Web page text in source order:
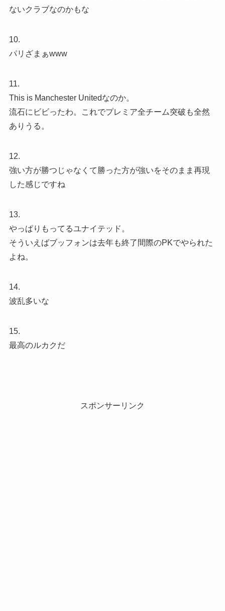
ないクラブなのかもな
10.
パリざまぁwww
11.
This is Manchester Unitedなのか。
流石にビビったわ。これでプレミア全チーム突破も全然
ありうる。
12.
強い方が勝つじゃなくて勝った方が強いをそのまま再現
した感じですね
13.
やっぱりもってるユナイテッド。
そういえばブッフォンは去年も終了間際のPKでやられた
よね。
14.
波乱多いな
15.
最高のルカクだ
スポンサーリンク